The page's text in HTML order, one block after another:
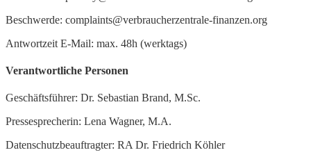
Beschwerde: complaints@verbraucherzentrale-finanzen.org
Antwortzeit E-Mail: max. 48h (werktags)
Verantwortliche Personen
Geschäftsführer: Dr. Sebastian Brand, M.Sc.
Pressesprecherin: Lena Wagner, M.A.
Datenschutzbeauftragter: RA Dr. Friedrich Köhler